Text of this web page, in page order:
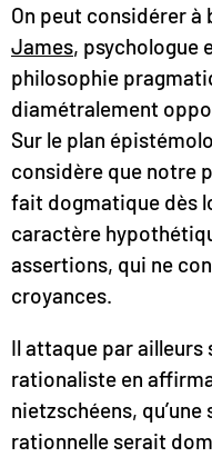
On peut considérer à
James, psychologue
philosophie
diamétralement
Sur le plan
considère que notre
fait dogmatique dès
caractère
assertions, qui ne
croyances.
Il attaque par ailleurs
rationaliste en
nietzschéens,
rationnelle serait